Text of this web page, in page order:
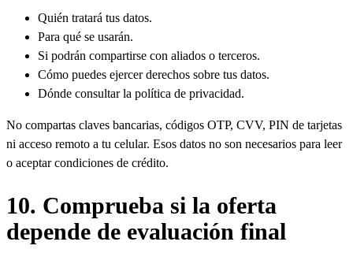
Quién tratará tus datos.
Para qué se usarán.
Si podrán compartirse con aliados o terceros.
Cómo puedes ejercer derechos sobre tus datos.
Dónde consultar la política de privacidad.
No compartas claves bancarias, códigos OTP, CVV, PIN de tarjetas
ni acceso remoto a tu celular. Esos datos no son necesarios para leer
o aceptar condiciones de crédito.
10. Comprueba si la oferta
depende de evaluación final